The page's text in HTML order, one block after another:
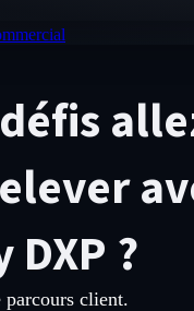
?
client.